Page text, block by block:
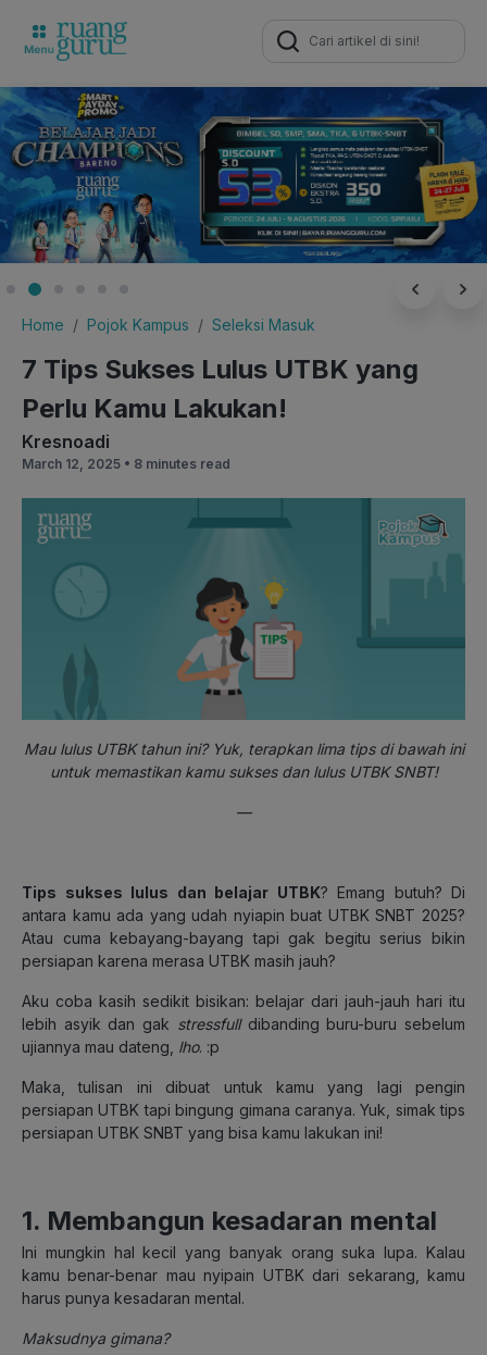
Search
for:
Home Pojok Kampus Seleksi Masuk
7 Tips Sukses Lulus UTBK yang
Perlu Kamu Lakukan!
Kresnoadi
March 12, 2025 • 8 minutes read
Mau lulus UTBK tahun ini? Yuk, terapkan lima tips di bawah ini
untuk memastikan kamu sukses dan lulus UTBK SNBT!
—
Tips sukses lulus dan belajar UTBK? Emang butuh? Di
antara kamu ada yang udah nyiapin buat UTBK SNBT 2025?
Atau cuma kebayang-bayang tapi gak begitu serius bikin
persiapan karena merasa UTBK masih jauh?
Aku coba kasih sedikit bisikan: belajar dari jauh-jauh hari itu
lebih asyik dan gak stressfulldibanding buru-buru sebelum
ujiannya mau dateng, lho. :p
Maka, tulisan ini dibuat untuk kamu yang lagi pengin
persiapan UTBK tapi bingung gimana caranya. Yuk, simak tips
persiapan UTBK SNBT yang bisa kamu lakukan ini!
1. Membangun kesadaran mental
Ini mungkin hal kecil yang banyak orang suka lupa. Kalau
kamu benar-benar mau nyipain UTBK dari sekarang, kamu
harus punya kesadaran mental.
Maksudnya gimana?